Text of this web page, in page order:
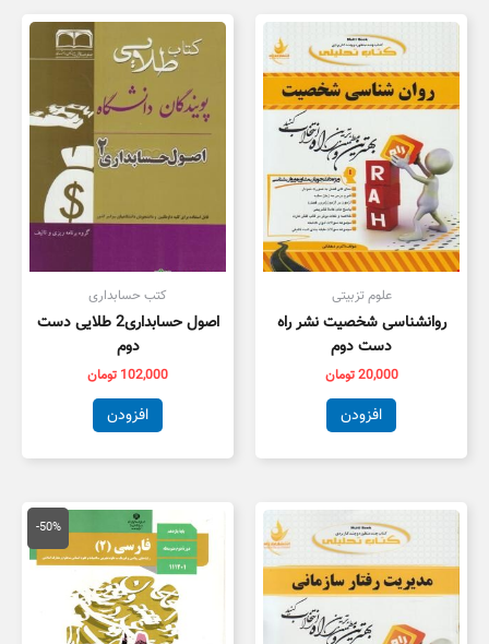
علوم تزبیتی
روانشناسی شخصیت نشر راه
دست دوم
20,000تومان
افزودن
کتب حسابداری
اصول حسابداری2 طلایی دست
دوم
102,000 تومان
افزودن
-50%
قیمت
اصلی
100,000 تومان
بود.
قیمت
فعلی
است.